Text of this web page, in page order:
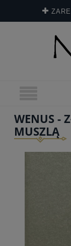
WENUS -
MUSZLĄ